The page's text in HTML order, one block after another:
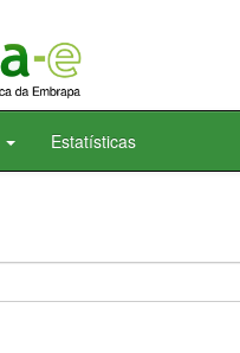
Estatísticas